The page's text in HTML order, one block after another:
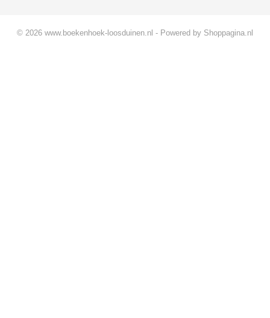
© 2026 www.boekenhoek-loosduinen.nl - Powered by Shoppagina.nl